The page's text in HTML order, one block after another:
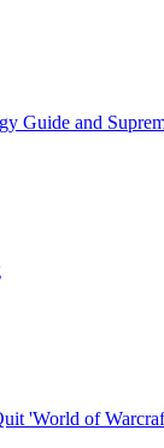
Guide and
'World of